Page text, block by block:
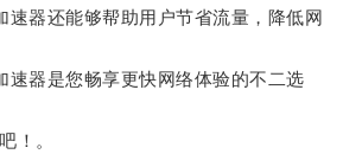
器还能够帮助用户节省流量，降低网
器是您畅享更快网络体验的不二选
。